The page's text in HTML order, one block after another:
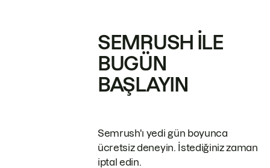
SEMRUSH ILE
BUGÜN
BAŞLAYIN
Semrush'ı yedi gün boyunca
ücretsiz deneyin. İstediğiniz zaman
iptal edin.